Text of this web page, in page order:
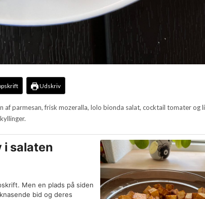
Udskriv
parmesan, frisk mozeralla, lolo bionda salat, cocktail tomater og
i salaten
Men en plads på siden
bid og deres